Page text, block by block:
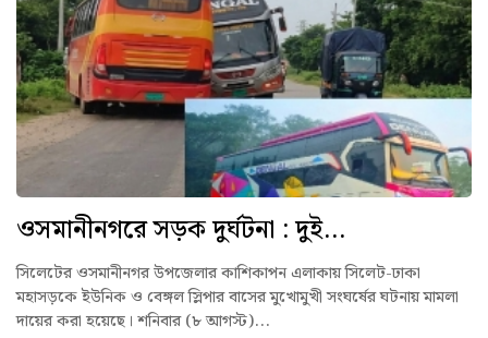
ওসমানীনগরে সড়ক দুর্ঘটনা : দুই...
সিলেটের ওসমানীনগর উপজেলার কাশিকাপন এলাকায় সিলেট-ঢাকা
মহাসড়কে ইউনিক ও বেঙ্গল স্লিপার বাসের মুখোমুখী সংঘর্ষের ঘটনায় মামলা
দায়ের করা হয়েছে। শনিবার (৮ আগস্ট)...